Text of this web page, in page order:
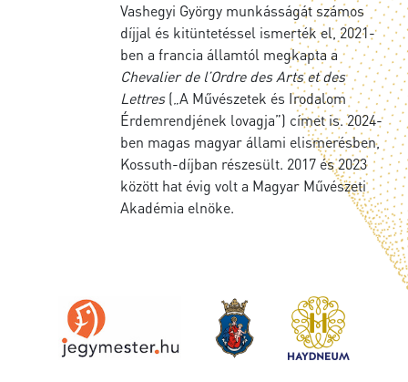
Vashegyi György munkásságát számos
díjjal és kitüntetéssel ismerték el, 2021-
ben a francia államtól megkapta a
Chevalier de l’Ordre des Arts et des
Lettres(„A Művészetek és Irodalom
Érdemrendjének lovagja”) címet is. 2024-
ben magas magyar állami elismerésben,
Kossuth-díjban részesült. 2017 és 2023
között hat évig volt a Magyar Művészeti
Akadémia elnöke.